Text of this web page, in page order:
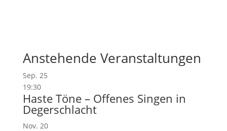
Anstehende Veranstaltungen
Sep. 25
19:30
Haste Töne – Offenes Singen in
Degerschlacht
Nov. 20